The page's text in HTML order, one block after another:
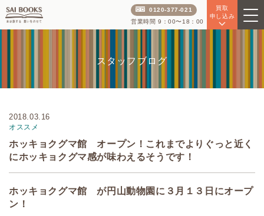
買取
申し込み
0120-377-021
営業時間 9：00〜18：00
スタッフブログ
2018.03.16
オススメ
ホッキョクグマ館 オープン！これまでよりぐっと近く
にホッキョクグマ感が味わえるそうです！
ホッキョクグマ館 が円山動物園に３月１３日にオープ
ン！